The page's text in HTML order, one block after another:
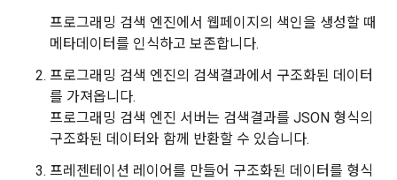
프로그래밍 검색 엔진에서 웹페이지의 색인을 생성할 때
메타데이터를 인식하고 보존합니다.
프로그래밍 검색 엔진의 검색결과에서 구조화된 데이터
를 가져옵니다.
프로그래밍 검색 엔진 서버는 검색결과를 JSON 형식의
구조화된 데이터와 함께 반환할 수 있습니다.
프레젠테이션 레이어를 만들어 구조화된 데이터를 형식